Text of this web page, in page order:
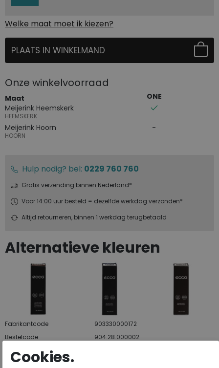
Welke maat moet ik kiezen?
PLAATS IN WINKELMAND
Onze winkelvoorraad
Maat
ONE
Meijerink Heemskerk
HEEMSKERK
Meijerink Hoorn
HOORN
Hulp nodig? bel: 0229 760 760
Gratis verzending binnen Nederland*
Voor 14:00 uur besteld = dezelfde werkdag verzonden*
Altijd retourneren, binnen 1 werkdag terugbetaald
Alternatieve kleuren
Fabrikantcode
903330000172
Bestelcode
904.28.000002
Kleur
Cookies.